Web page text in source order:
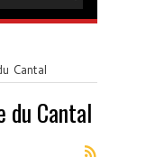
Cantal
du Cantal